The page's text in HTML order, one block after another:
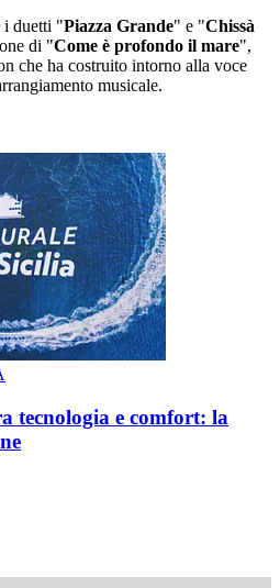
i duetti "Piazza Grande" e "Chissà
di "Come è profondo il mare",
che ha costruito intorno alla voce
musicale.
tecnologia e comfort: la